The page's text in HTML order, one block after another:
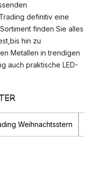
definitiv eine
finden Sie alles
hin zu
Metallen in trendigen
auch praktische LED-
Star Trading?
findet man nicht nur
Weihnachtsstern